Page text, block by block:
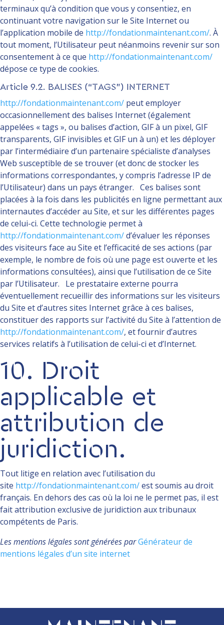
terminaux qu’à condition que vous y consentiez, en
continuant votre navigation sur le Site Internet ou
l’application mobile de http://fondationmaintenant.com/. À
tout moment, l’Utilisateur peut néanmoins revenir sur son
consentement à ce que http://fondationmaintenant.com/
dépose ce type de cookies.
Article 9.2. BALISES (“TAGS”) INTERNET
http://fondationmaintenant.com/ peut employer
occasionnellement des balises Internet (également
appelées « tags », ou balises d’action, GIF à un pixel, GIF
transparents, GIF invisibles et GIF un à un) et les déployer
par l’intermédiaire d’un partenaire spécialiste d’analyses
Web susceptible de se trouver (et donc de stocker les
informations correspondantes, y compris l’adresse IP de
l’Utilisateur) dans un pays étranger. Ces balises sont
placées à la fois dans les publicités en ligne permettant aux
internautes d’accéder au Site, et sur les différentes pages
de celui-ci. Cette technologie permet à
http://fondationmaintenant.com/d’évaluer les réponses
des visiteurs face au Site et l’efficacité de ses actions (par
exemple, le nombre de fois où une page est ouverte et les
informations consultées), ainsi que l’utilisation de ce Site
par l’Utilisateur. Le prestataire externe pourra
éventuellement recueillir des informations sur les visiteurs
du Site et d’autres sites Internet grâce à ces balises,
constituer des rapports sur l’activité du Site à l’attention de
http://fondationmaintenant.com/, et fournir d’autres
services relatifs à l’utilisation de celui-ci et d’Internet.
10. Droit
applicable et
attribution de
juridiction.
Tout litige en relation avec l’utilisation du
site http://fondationmaintenant.com/est soumis au droit
français. En dehors des cas où la loi ne le permet pas, il est
fait attribution exclusive de juridiction aux tribunaux
compétents de Paris.
Les mentions légales sont générées parGénérateur de
mentions légales d’un site internet